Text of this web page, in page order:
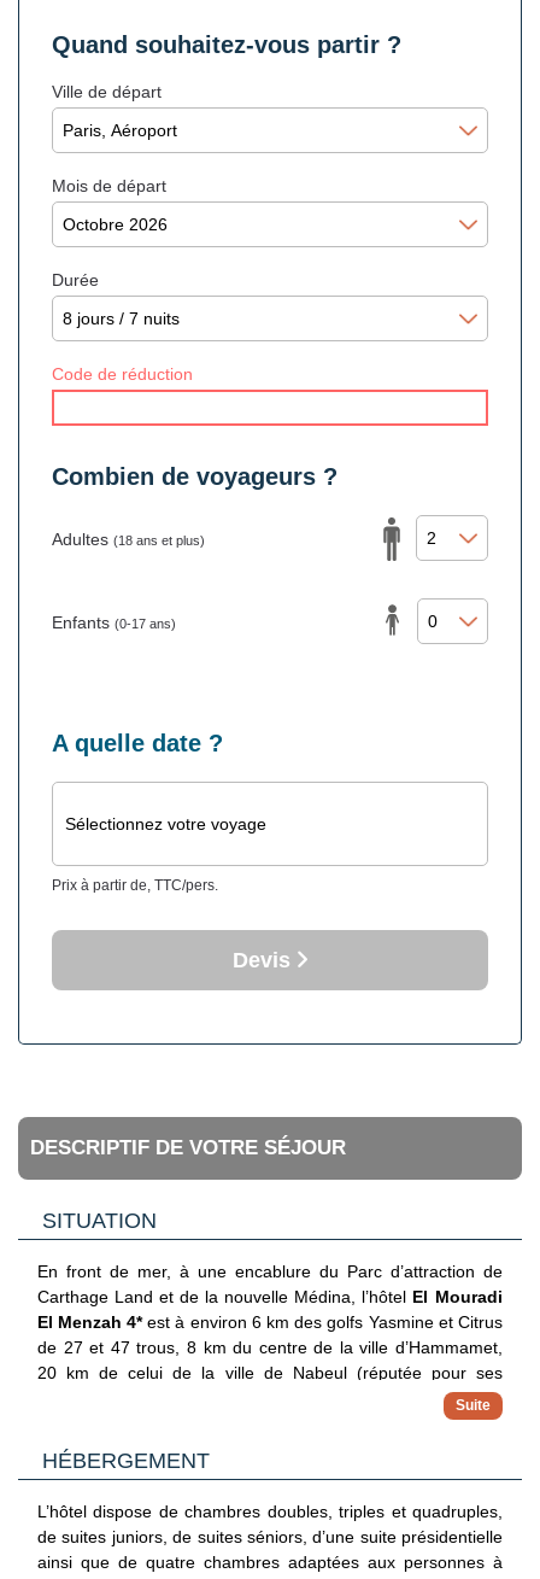
Quand souhaitez-vous partir ?
Ville de départ
Mois de départ
Durée
Code de réduction
Combien de voyageurs ?
Adultes (18 ans et plus)
Enfants (0-17 ans)
A quelle date ?
Sélectionnez votre voyage
Prix à partir de, TTC/pers.
Devis
DESCRIPTIF DE VOTRE SÉJOUR
SITUATION
En front de mer, à une encablure du Parc d’attraction de
Carthage Land et de la nouvelle Médina, l’hôtel El Mouradi
El Menzah 4*est à environ 6 km des golfs Yasmine et Citrus
de 27 et 47 trous, 8 km du centre de la ville d’Hammamet,
20 km de celui de la ville de Nabeul (réputée pour ses
poteries). L’aéroport international d’Enfidha est à 30 km et
HÉBERGEMENT
L’hôtel dispose de chambres doubles, triples et quadruples,
de suites juniors, de suites séniors, d’une suite présidentielle
ainsi que de quatre chambres adaptées aux personnes à